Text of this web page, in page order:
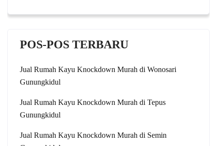
POS-POS TERBARU
Jual Rumah Kayu Knockdown Murah di Wonosari
Gunungkidul
Jual Rumah Kayu Knockdown Murah di Tepus
Gunungkidul
Jual Rumah Kayu Knockdown Murah di Semin